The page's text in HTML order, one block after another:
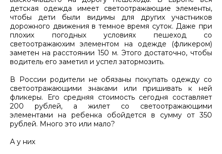
детская одежда имеет светоотражающие элементы,
чтобы дети были видимы для других участников
дорожного движения в темное время суток. Даже при
плохих погодных условиях пешеход со
светоотражаюхим элементом на одежде (фликером)
заметен на расстоянии 150 м. Этого достаточно, чтобы
водитель его заметил и успел затормозить.
В России родители не обязаны покупать одежду со
светоотражающими знаками или пришивать к ней
фликеры. Его средняя стоимость сегодня составляет
200 рублей, а жилет со светоотражающими
элементами на ребенка обойдется в сумму от 350
рублей. Много это или мало?
А у них